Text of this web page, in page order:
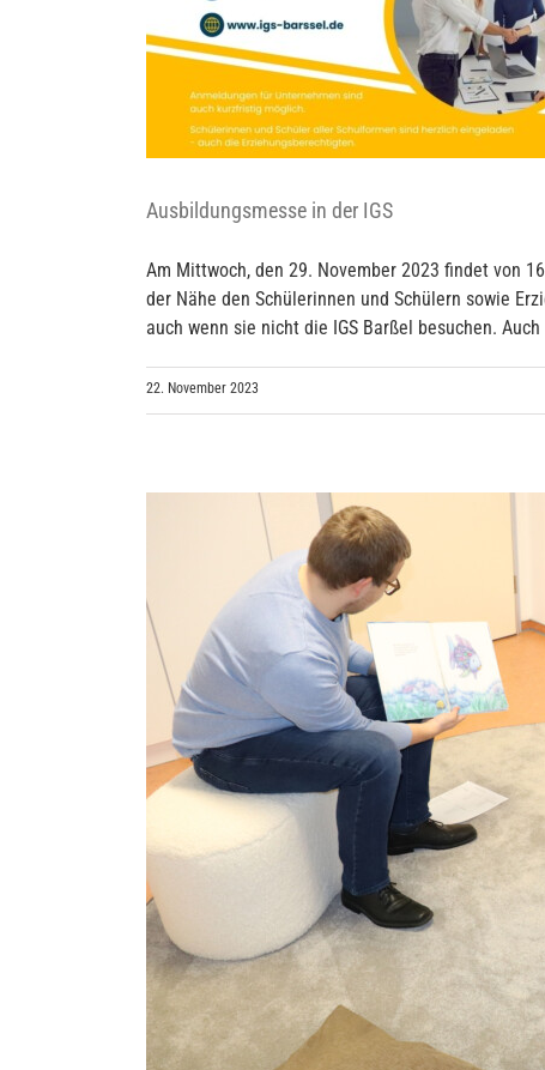
Ausbildungsmesse in der IGS
Am Mittwoch, den 29. November 2023 findet von
der Nähe den Schülerinnen und Schülern sowie
auch wenn sie nicht die IGS Barßel besuchen. Auch
22. November 2023